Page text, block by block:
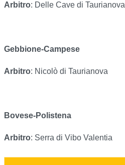
Arbitro: Delle Cave di Taurianova
Gebbione-Campese
Arbitro: Nicolò di Taurianova
Bovese-Polistena
Arbitro: Serra di Vibo Valentia